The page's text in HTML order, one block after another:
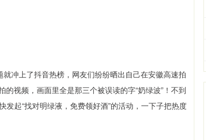
冲上了抖音热榜，网友们纷纷晒出自己在安徽高速拍
视频，画面里全是那三个被误读的字“奶绿波”！不到
起“找对明绿液，免费领好酒”的活动，一下子把热度